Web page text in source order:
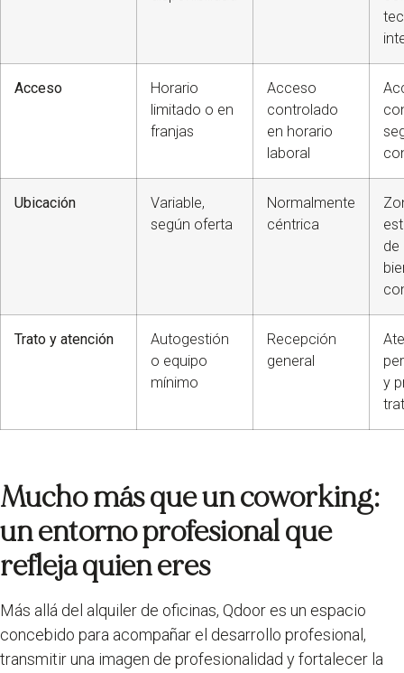
Acceso
Horario
limitado o en
franjas
Acceso
controlado
en horario
laboral
Ubicación
Variable,
según oferta
Normalmente
céntrica
de
Trato y atención
Autogestión
o equipo
mínimo
Recepción
general
y
Mucho más que un coworking:
un entorno profesional que
refleja quien eres
Más allá del alquiler de oficinas, Qdoor es un espacio
concebido para acompañar el desarrollo profesional,
transmitir una imagen de profesionalidad y fortalecer la